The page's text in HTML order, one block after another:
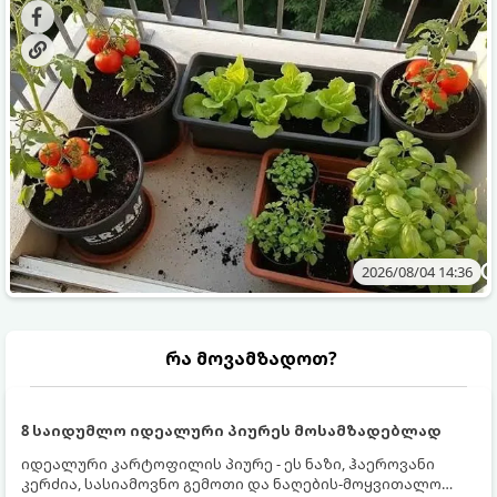
ბოსტნეულს მოკრეფთ.
და როგორ მოუაროთ მათ სწორად.
2026/08/04 14:36
რა მოვამზადოთ?
8 საიდუმლო იდეალური პიურეს მოსამზადებლად
იდეალური კარტოფილის პიურე - ეს ნაზი, ჰაეროვანი
კერძია, სასიამოვნო გემოთი და ნაღების-მოყვითალო